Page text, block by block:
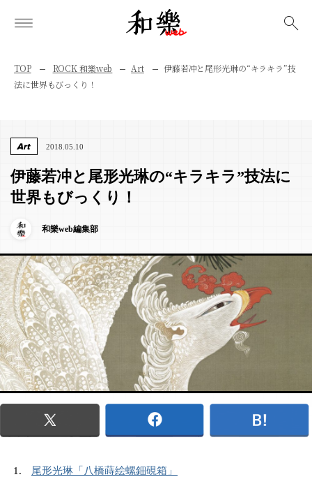
TOP ROCK 和樂web Art
伊藤若冲と尾形光琳の“キラキラ”技
法に世界もびっくり！
Art 2018.05.10
伊藤若冲と尾形光琳の“キラキラ”技法に
世界もびっくり！
和樂web編集部
尾形光琳「八橋蒔絵螺鈿硯箱」